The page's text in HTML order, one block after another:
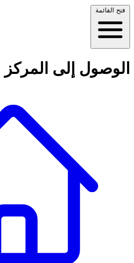
فتح القائمة
الوصول إلى المركز